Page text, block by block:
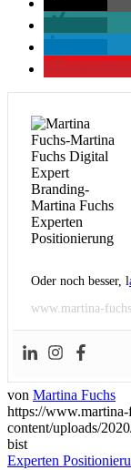
Oder noch besser, l
www.martina-
von Martina Fuchs
https://
content/uploads/
bist
Experten